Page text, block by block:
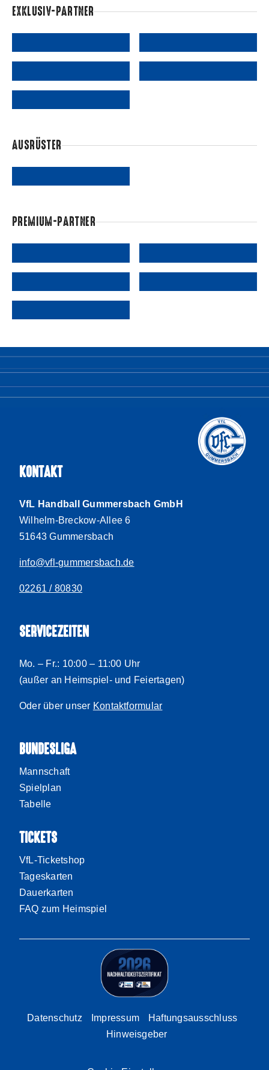
EXKLUSIV-PARTNER
AUSRÜSTER
PREMIUM-PARTNER
KONTAKT
VfL Handball Gummersbach GmbH
Wilhelm-Breckow-Allee 6
51643 Gummersbach
info@vfl-gummersbach.de
02261 / 80830
SERVICEZEITEN
Mo. – Fr.: 10:00 – 11:00 Uhr
(außer an Heimspiel- und Feiertagen)
Oder über unser Kontaktformular
BUNDESLIGA
Mannschaft
Spielplan
Tabelle
TICKETS
VfL-Ticketshop
Tageskarten
Dauerkarten
FAQ zum Heimspiel
Datenschutz Impressum
Haftungsausschluss
Hinweisgeber